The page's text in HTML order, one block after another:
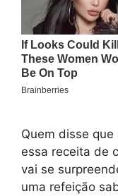
Quem disse
essa receita de
vai se
uma refeição